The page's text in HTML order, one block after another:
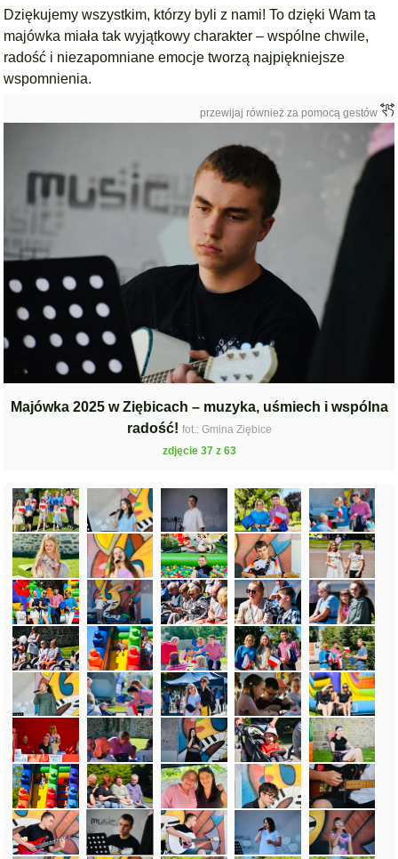
Dziękujemy wszystkim, którzy byli z nami! To dzięki Wam ta
majówka miała tak wyjątkowy charakter – wspólne chwile,
radość i niezapomniane emocje tworzą najpiękniejsze
wspomnienia.
przewijaj również za pomocą gestów
Majówka 2025 w Ziębicach – muzyka, uśmiech i wspólna
radość! fot.: Gmina Ziębice
zdjęcie 37 z 63